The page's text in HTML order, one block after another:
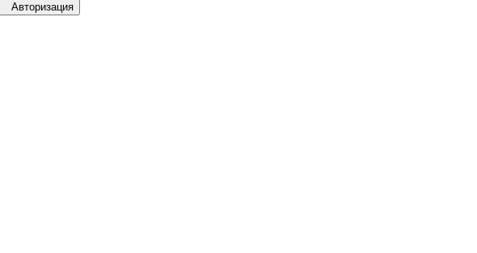
Авторизация